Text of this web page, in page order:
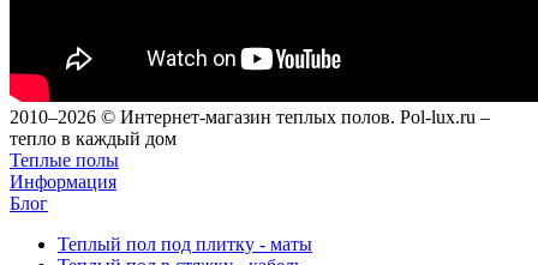
2010–2026 © Интернет-магазин теплых полов. Pol-lux.ru –
тепло в каждый дом
Теплые полы
Информация
Блог
Теплый пол под плитку - маты